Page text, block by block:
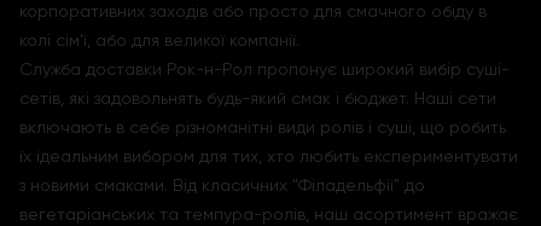
корпоративних заходів або просто для смачного обіду в
колі сім'ї, або для великої компанії.
Служба доставки Рок-н-Рол пропонує широкий вибір суші-
сетів, які задовольнять будь-який смак і бюджет. Наші сети
включають в себе різноманітні види ролів і суші, що робить
їх ідеальним вибором для тих, хто любить експериментувати
з новими смаками. Від класичних "Філадельфії" до
вегетаріанських та темпура-ролів, наш асортимент вражає